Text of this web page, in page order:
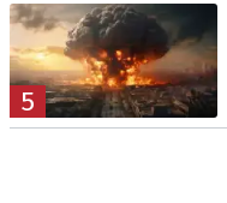
5